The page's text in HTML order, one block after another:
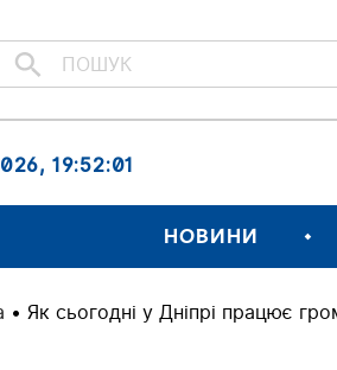
, 19:52:01
НОВИНИ
• Як сьогодні у Дніпрі працює